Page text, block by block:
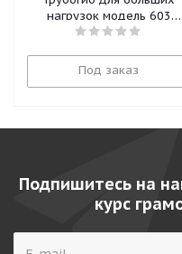
нагрузок модель 603
38028 Ridgid
Под заказ
Подпишитесь на
курс